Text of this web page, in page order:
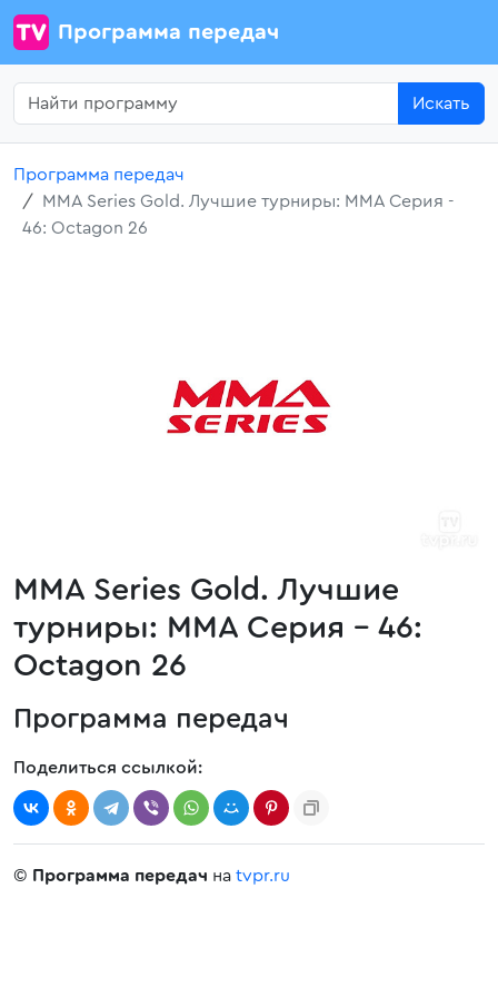
Программа передач
Искать
Программа передач
MMA Series Gold. Лучшие турниры: ММА Серия -
46: Octagon 26
MMA Series Gold. Лучшие
турниры: ММА Серия - 46:
Octagon 26
Программа передач
Поделиться ссылкой:
© Программа передач на tvpr.ru